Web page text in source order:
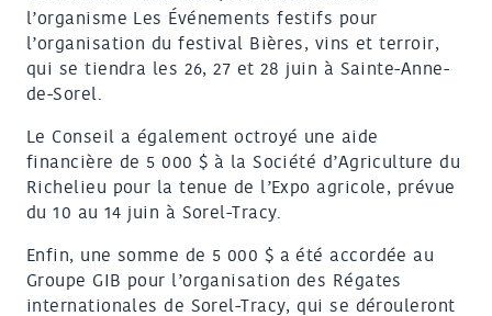
l’organisme Les Événements festifs pour
l’organisation du festival Bières, vins et terroir,
qui se tiendra les 26, 27 et 28 juin à Sainte-Anne-
de-Sorel.
Le Conseil a également octroyé une aide
financière de 5 000 $ à la Société d’Agriculture du
Richelieu pour la tenue de l’Expo agricole, prévue
du 10 au 14 juin à Sorel-Tracy.
Enfin, une somme de 5 000 $ a été accordée au
Groupe GIB pour l’organisation des Régates
internationales de Sorel-Tracy, qui se dérouleront